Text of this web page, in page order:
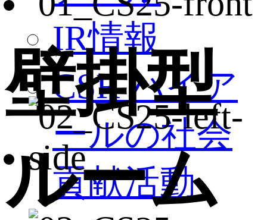
IR情報
CSR ハイア
ールの社会
貢献活動
壁掛型
ルーム